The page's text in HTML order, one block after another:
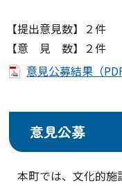
【提出意見数】２件
【意 見 数】２件
意見公募結果（
意見公募
本町では、文化的施